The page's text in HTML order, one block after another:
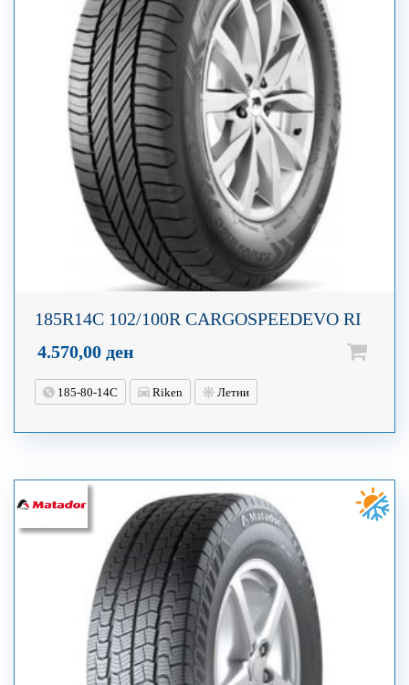
185R14C 102/100R CARGOSPEEDEVO RI
4.570,00 ден
185-80-14C Riken Летни